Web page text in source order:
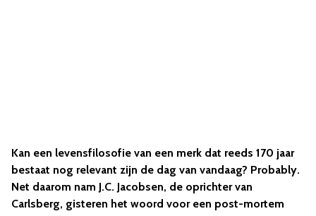
Kan een levensfilosofie van een merk dat reeds 170 jaar
bestaat nog relevant zijn de dag van vandaag? Probably.
Net daarom nam J.C. Jacobsen, de oprichter van
Carlsberg, gisteren het woord voor een post-mortem